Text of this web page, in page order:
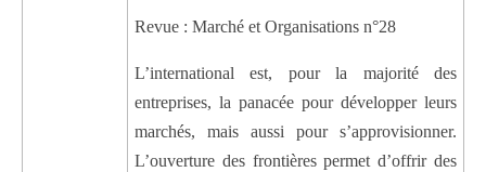
Revue : Marché et Organisations n°28
L’international est, pour la majorité des
entreprises, la panacée pour développer leurs
marchés, mais aussi pour s’approvisionner.
L’ouverture des frontières permet d’offrir des